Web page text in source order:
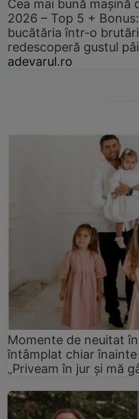
Cea mai bună mașină
2026 – Top 5 +
bucătăria într-o
redescoperă gustul
adevarul.ro
Momente de neuitat
întâmplat chiar
„Priveam în jur și mă